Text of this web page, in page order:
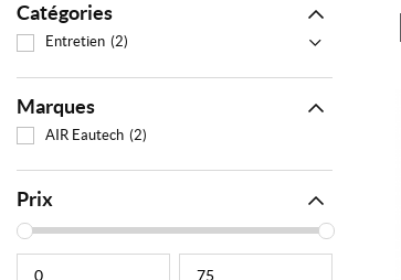
Catégories
Entretien (2)
Marques
AIR Eautech (2)
Prix